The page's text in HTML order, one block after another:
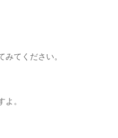
てください。
よ。